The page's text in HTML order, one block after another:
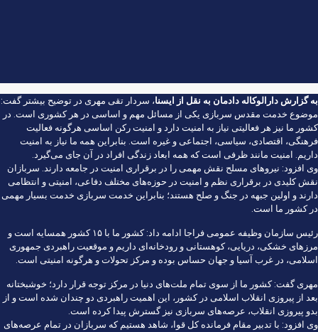
به گزارشدارالوکاله دادمان به نقل از ایسنا، سردار تقی مهری در توضیح بیشتر گفت:
موضوع خدمت مقدس سربازی یکی از مسائل مهم و اساسی در هر کشوری است. در
کشور ما نیز هر فعالیتی نیاز به امنیت دارد و امنیت رکن اساسی هرگونه فعالیت
فرهنگی، اقتصادی، سیاسی، اجتماعی و غیره است. بنابراین همه ما نیاز به امنیت
داریم. امنیت مانند ظرفی است که همه ابعاد زندگی افراد در آن جای می‌گیرد.
وی افزود: نیروهای مسلح نقش مهمی را در برقراری امنیت در جامعه دارند. سربازان
نقش کلیدی در برقراری نظم و امنیت در حوزه‌های مختلف دفاعی، امنیتی و انتظامی
دارند و اولین جبهه در جنگ و صلح هستند؛ بنابراین خدمت سربازی خدمت بسیار مهمی
در کشور ما است.
رئیس سازمان وظیفه عمومی فراجا ادامه داد: کشور ما با ۱۵ کشور همسایه است و
مرزهای خشکی، دریایی، کوهستانی و رودخانه‌ای داریم و موقعیت راهبردی جمهوری
اسلامی، در غرب آسیا و جهان حساس بوده و مرکز تحولات و هرگونه امنیتی است.
مهری گفت: کشور ما از سوی تمام ملت‌های دنیا در مرکز توجه قرار دارد؛ خوشبختانه
بعد از پیروزی انقلاب اسلامی در کشور، این اهمیت راهبردی دو چندان شده است و از
بدو پیروزی انقلاب، عرصه‌های سربازی نیز گسترش پیدا کرده است.
وی افزود: با تدبیر مقام فرمانده کل قوا، شاهد هستیم که سربازان در تمام عرصه‌های